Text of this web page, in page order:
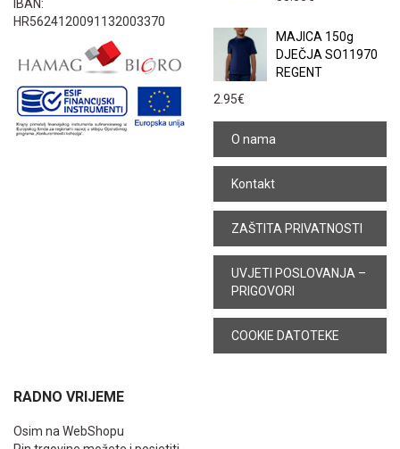
IBAN:
HR5624120091132003370
MAJICA 150g
DJEČJA SO11970
REGENT
2.95€
O nama
Kontakt
ZAŠTITA PRIVATNOSTI
UVJETI POSLOVANJA –
PRIGOVORI
COOKIE DATOTEKE
RADNO VRIJEME
Osim na WebShopu